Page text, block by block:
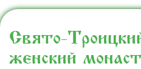
Свято-
женский